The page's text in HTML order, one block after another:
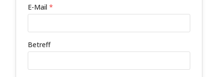
E-Mail *
Betreff